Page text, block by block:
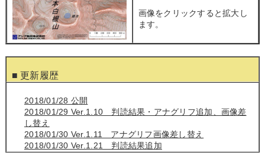
画像をクリックすると拡大し
ます。
■ 更新履歴
2018/01/28 公開
2018/01/29 Ver.1.10 判読結果・アナグリフ追加、画像差
し替え
2018/01/30 Ver.1.11 アナグリフ画像差し替え
2018/01/30 Ver.1.21 判読結果追加